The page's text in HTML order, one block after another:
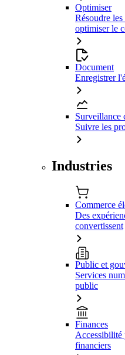
Optimiser
Résoudre
optimiser le
Document
Enregistrer
Surveillance
Suivre les
Industries
Commerce
Des
convertissent
Public et
Services
public
Finances
Accessibilité
financiers